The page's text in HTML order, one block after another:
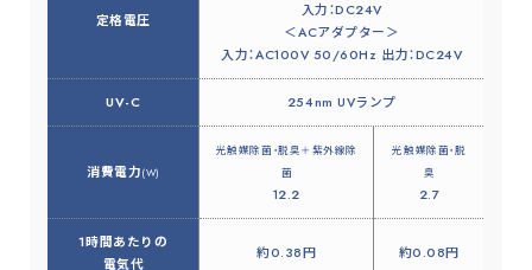
定格電圧
入力：DC24V
＜ACアダプター＞
入力：AC100V 50/60Hz 出力：DC24V
UV-C 254nm UVランプ
消費電力(W)
光触媒除菌・脱臭＋紫外線除
菌
12.2
光触媒除菌・脱
臭
2.7
1時間あたりの
電気代
約0.38円 約0.08円